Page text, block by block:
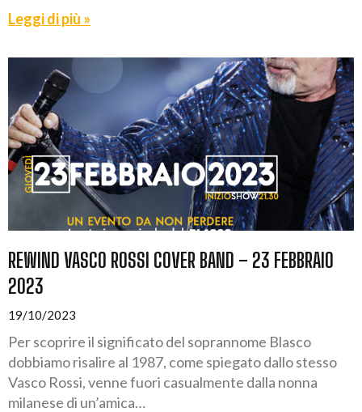
Leggi di più »
REWIND VASCO ROSSI COVER BAND – 23 FEBBRAIO
2023
19/10/2023
Per scoprire il significato del soprannome Blasco
dobbiamo risalire al 1987, come spiegato dallo stesso
Vasco Rossi, venne fuori casualmente dalla nonna
milanese di un’amica…